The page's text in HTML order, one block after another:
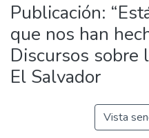
Publicación:
que nos han
Discursos sobre
El Salvador
Vista